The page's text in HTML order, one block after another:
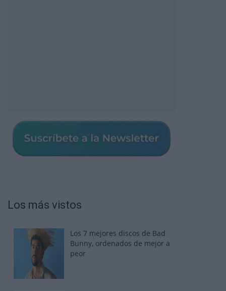
Los más vistos
Los 7 mejores discos de Bad
Bunny, ordenados de mejor a
peor